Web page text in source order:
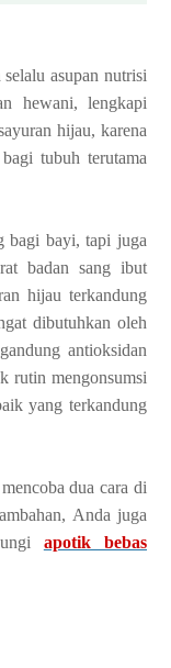
asupan nutrisi
hewani, lengkapi
hijau, karena
tubuh terutama
bagi bayi, tapi juga
badan sang ibut
hijau terkandung
dibutuhkan oleh
antioksidan
rutin mengonsumsi
yang terkandung
dua cara di
Anda juga
apotik bebas